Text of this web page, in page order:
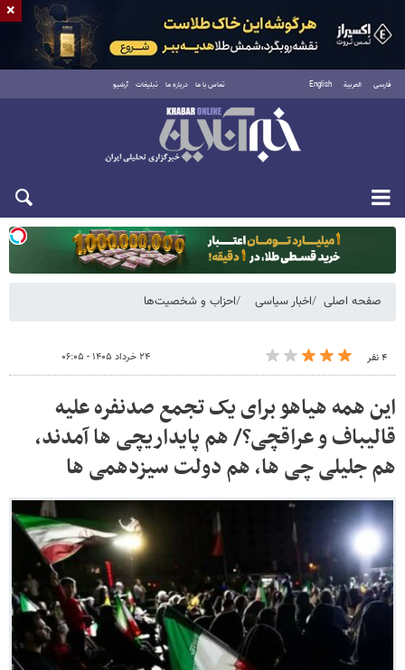
فارسی العربية English تماس با ما درباره ما تبلیغات آرشیو
دوشنبه ۱۹ مرداد ۱۴۰۵
صفحه اصلی اخبار سیاسی احزاب و شخصیت‌ها
۴ نفر ۲۴ خرداد ۱۴۰۵ - ۰۶:۰۵
این همه هیاهو برای یک تجمع صدنفره علیه
قالیباف و عراقچی؟/ هم پایداریچی ها آمدند،
هم جلیلی چی ها، هم دولت سیزدهمی ها
×